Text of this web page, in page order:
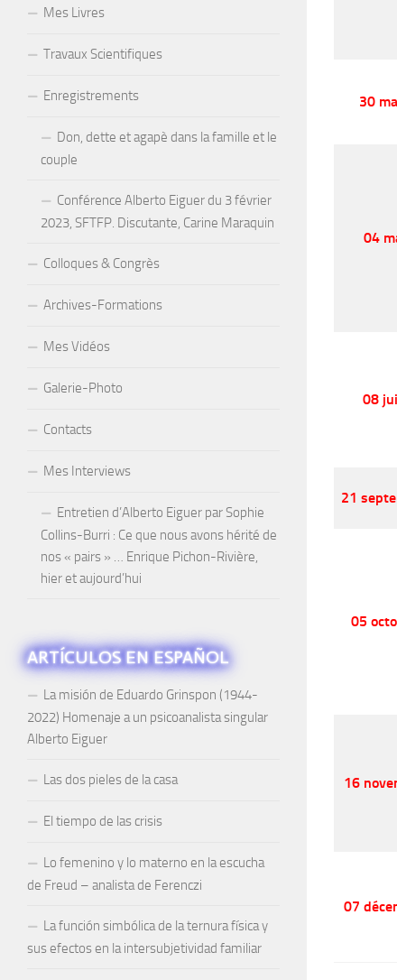
30
04
08
21
05
16
07
Mes Livres
Travaux Scientifiques
Enregistrements
Don, dette et agapè dans la famille et le
couple
Conférence Alberto Eiguer du 3 février
2023, SFTFP. Discutante, Carine Maraquin
Colloques & Congrès
Archives-Formations
Mes Vidéos
Galerie-Photo
Contacts
Mes Interviews
Entretien d’Alberto Eiguer par Sophie
Collins-Burri : Ce que nous avons hérité de
nos « pairs » … Enrique Pichon-Rivière,
hier et aujourd’hui
ARTÍCULOS EN ESPAÑOL
La misión de Eduardo Grinspon (1944-
2022) Homenaje a un psicoanalista singular
Alberto Eiguer
Las dos pieles de la casa
El tiempo de las crisis
Lo femenino y lo materno en la escucha
de Freud – analista de Ferenczi
La función simbólica de la ternura física y
sus efectos en la intersubjetividad familiar